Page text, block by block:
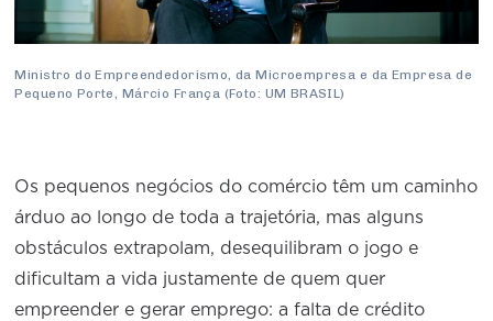
Ministro do Empreendedorismo, da Microempresa e da Empresa de
Pequeno Porte, Márcio França (Foto: UM BRASIL)
Os pequenos negócios do comércio têm um caminho
árduo ao longo de toda a trajetória, mas alguns
obstáculos extrapolam, desequilibram o jogo e
dificultam a vida justamente de quem quer
empreender e gerar emprego: a falta de crédito